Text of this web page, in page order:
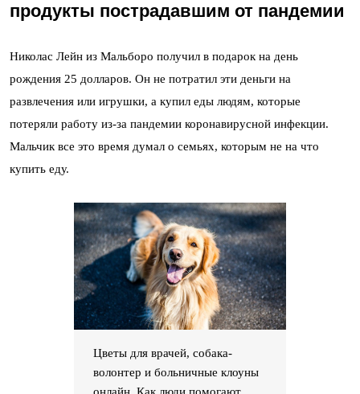
продукты пострадавшим от пандемии
Николас Лейн из Мальборо получил в подарок на день
рождения 25 долларов. Он не потратил эти деньги на
развлечения или игрушки, а купил еды людям, которые
потеряли работу из-за пандемии коронавирусной инфекции.
Мальчик все это время думал о семьях, которым не на что
купить еду.
Цветы для врачей, собака-
волонтер и больничные клоуны